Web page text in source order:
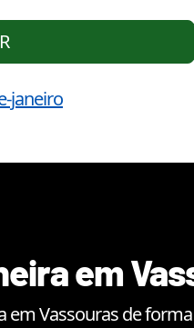
janeiro
em
emVassourasde forma